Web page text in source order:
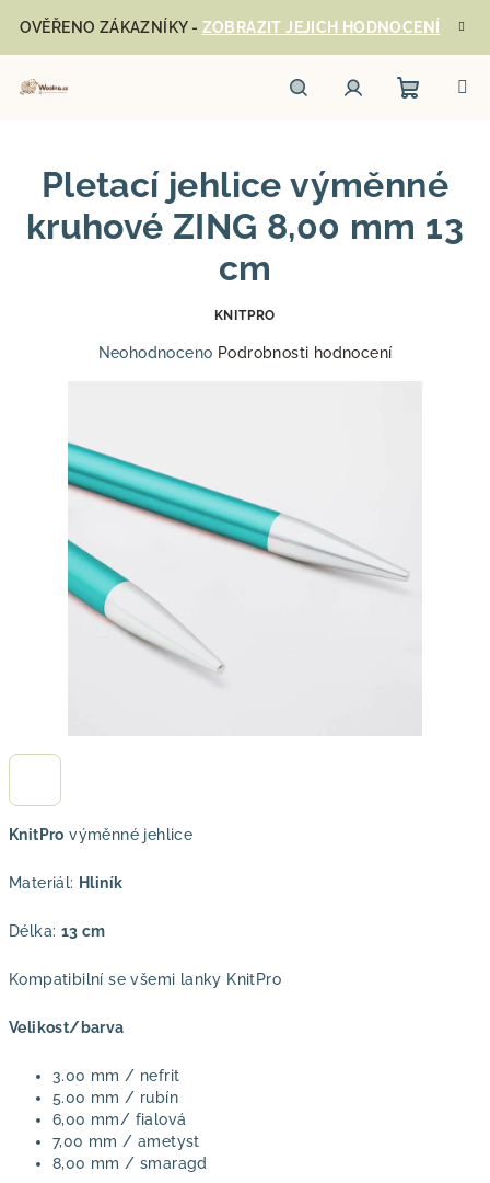
obsah
OVĚŘENO ZÁKAZNÍKY - ZOBRAZIT JEJICH HODNOCENÍ
košík
KnitPro výměnné jehlice
Materiál: Hliník
Délka: 13 cm
Kompatibilní se všemi lanky KnitPro
Velikost/barva
3.00 mm / nefrit
5.00 mm / rubín
6,00 mm/ fialová
7,00 mm / ametyst
8,00 mm / smaragd
Pletací jehlice výměnné
kruhové ZING 8,00 mm 13
cm
KNITPRO
Průměrné
z
5
hvězdiček.
Neohodnoceno Podrobnosti hodnocení